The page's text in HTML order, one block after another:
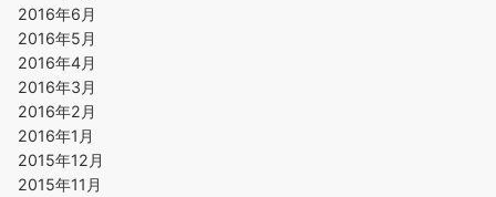
2016年6月
2016年5月
2016年4月
2016年3月
2016年2月
2016年1月
2015年12月
2015年11月